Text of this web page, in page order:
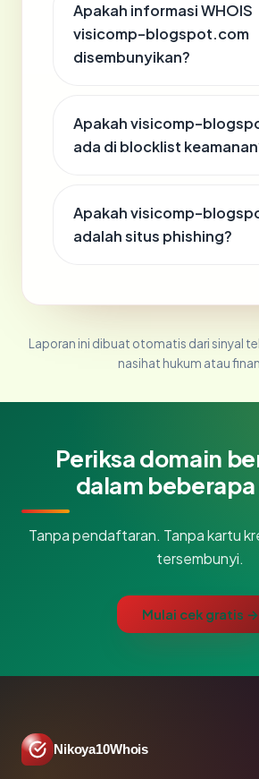
Apakah informasi WHOIS
visicomp-blogspot.com
disembunyikan?
Apakah visicomp-
ada di blocklist
Apakah visicomp-
adalah situs phishing?
Laporan ini dibuat otomatis dari sinyal
nasihat hukum atau
Periksa domain
dalam
Tanpa pendaftaran. Tanpa kartu
tersembunyi.
Mulai cek gratis →
Nikoya10Whois